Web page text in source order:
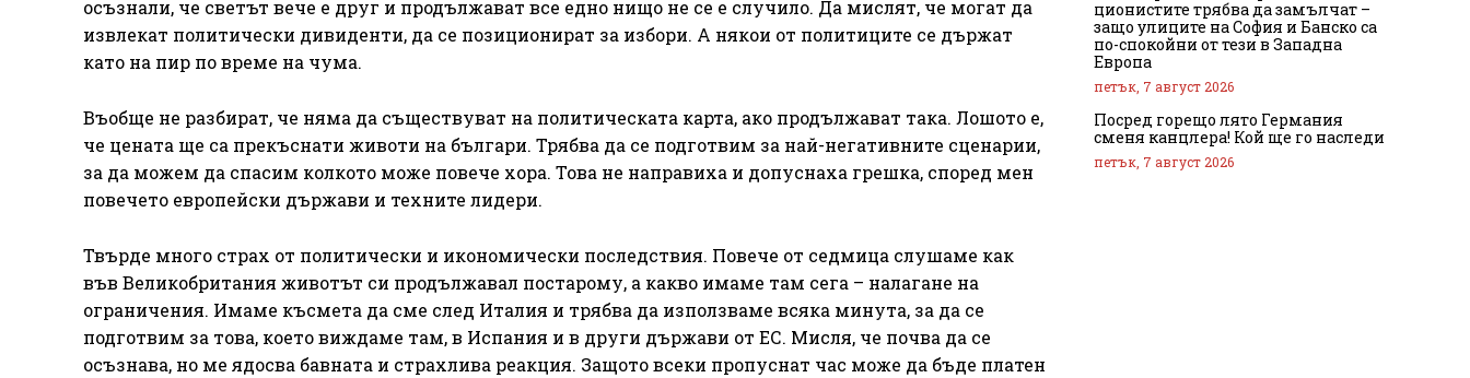
осъзнали, че светът вече е друг и продължават все едно нищо не се е случило. Да мислят, че могат да
извлекат политически дивиденти, да се позиционират за избори. А някои от политиците се държат
като на пир по време на чума.
Въобще не разбират, че няма да съществуват на политическата карта, ако продължават така. Лошото е,
че цената ще са прекъснати животи на българи. Трябва да се подготвим за най-негативните сценарии,
за да можем да спасим колкото може повече хора. Това не направиха и допуснаха грешка, според мен
повечето европейски държави и техните лидери.
Твърде много страх от политически и икономически последствия. Повече от седмица слушаме как
във Великобритания животът си продължавал постарому, а какво имаме там сега – налагане на
ограничения. Имаме късмета да сме след Италия и трябва да използваме всяка минута, за да се
подготвим за това, което виждаме там, в Испания и в други държави от ЕС. Мисля, че почва да се
осъзнава, но ме ядосва бавната и страхлива реакция. Защото всеки пропуснат час може да бъде платен
ционистите трябва да замълчат –
защо улиците на София и Банско са
по-спокойни от тези в Западна
Европа
петък, 7 август 2026
Посред горещо лято Германия
сменя канцлера! Кой ще го наследи
петък, 7 август 2026